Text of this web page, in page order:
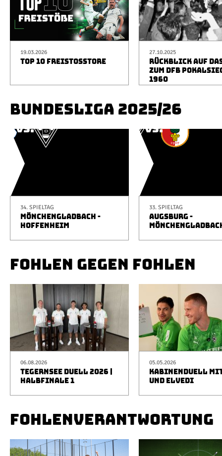
19.03.2026
TOP 10 FREISTOSSTORE
27.10.2025
RÜCKBLICK AUF
ZUM DFB
1960
BUNDESLIGA 2025/26
34. SPIELTAG
MÖNCHENGLADBACH -
HOFFENHEIM
33. SPIELTAG
AUGSBURG -
FOHLEN GEGEN FOHLEN
06.08.2026
TEGERNSEE DUELL 2026 |
HALBFINALE 1
05.05.2026
KABINENDUELL
UND ELVEDI
FOHLENVERANTWORTUNG